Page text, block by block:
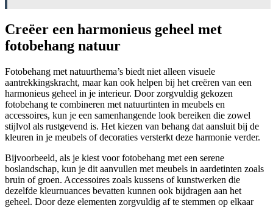
Creëer een harmonieus geheel met
fotobehang natuur
Fotobehang met natuurthema’s biedt niet alleen visuele
aantrekkingskracht, maar kan ook helpen bij het creëren van een
harmonieus geheel in je interieur. Door zorgvuldig gekozen
fotobehang te combineren met natuurtinten in meubels en
accessoires, kun je een samenhangende look bereiken die zowel
stijlvol als rustgevend is. Het kiezen van behang dat aansluit bij de
kleuren in je meubels of decoraties versterkt deze harmonie verder.
Bijvoorbeeld, als je kiest voor fotobehang met een serene
boslandschap, kun je dit aanvullen met meubels in aardetinten zoals
bruin of groen. Accessoires zoals kussens of kunstwerken die
dezelfde kleurnuances bevatten kunnen ook bijdragen aan het
geheel. Door deze elementen zorgvuldig af te stemmen op elkaar